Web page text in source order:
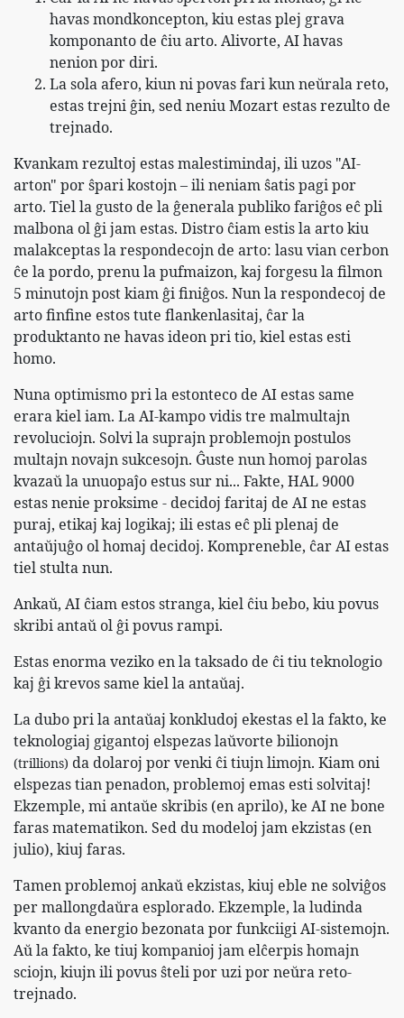
havas mondkoncepton, kiu estas plej grava
komponanto de ĉiu arto. Alivorte, AI havas
nenion por diri.
La sola afero, kiun ni povas fari kun neŭrala reto,
estas trejni ĝin, sed neniu Mozart estas rezulto de
trejnado.
Kvankam rezultoj estas malestimindaj, ili uzos "AI-
arton" por ŝpari kostojn – ili neniam ŝatis pagi por
arto. Tiel la gusto de la ĝenerala publiko fariĝos eĉ pli
malbona ol ĝi jam estas. Distro ĉiam estis la arto kiu
malakceptas la respondecojn de arto: lasu vian cerbon
ĉe la pordo, prenu la pufmaizon, kaj forgesu la filmon
5 minutojn post kiam ĝi finiĝos. Nun la respondecoj de
arto finfine estos tute flankenlasitaj, ĉar la
produktanto ne havas ideon pri tio, kiel estas esti
homo.
Nuna optimismo pri la estonteco de AI estas same
erara kiel iam. La AI-kampo vidis tre malmultajn
revoluciojn. Solvi la suprajn problemojn postulos
multajn novajn sukcesojn. Ĝuste nun homoj parolas
kvazaŭ la unuopaĵo estus sur ni... Fakte, HAL 9000
estas nenie proksime - decidoj faritaj de AI ne estas
puraj, etikaj kaj logikaj; ili estas eĉ pli plenaj de
antaŭjuĝo ol homaj decidoj. Kompreneble, ĉar AI estas
tiel stulta nun.
Ankaŭ, AI ĉiam estos stranga, kiel ĉiu bebo, kiu povus
skribi antaŭ ol ĝi povus rampi.
Estas enorma veziko en la taksado de ĉi tiu teknologio
kaj ĝi krevos same kiel la antaŭaj.
La dubo pri la antaŭaj konkludoj ekestas el la fakto, ke
teknologiaj gigantoj elspezas laŭvorte bilionojn
(trillions) da dolaroj por venki ĉi tiujn limojn. Kiam oni
elspezas tian penadon, problemoj emas esti solvitaj!
Ekzemple, mi antaŭe skribis (en aprilo), ke AI ne bone
faras matematikon. Sed du modeloj jam ekzistas (en
julio), kiuj faras.
Tamen problemoj ankaŭ ekzistas, kiuj eble ne solviĝos
per mallongdaŭra esplorado. Ekzemple, la ludinda
kvanto da energio bezonata por funkciigi AI-sistemojn.
Aŭ la fakto, ke tiuj kompanioj jam elĉerpis homajn
sciojn, kiujn ili povus ŝteli por uzi por neŭra reto-
trejnado.